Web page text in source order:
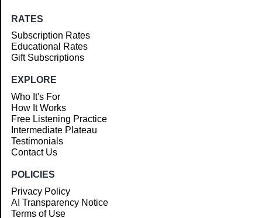
RATES
Subscription Rates
Educational Rates
Gift Subscriptions
EXPLORE
Who It's For
How It Works
Free Listening Practice
Intermediate Plateau
Testimonials
Contact Us
POLICIES
Privacy Policy
AI Transparency Notice
Terms of Use